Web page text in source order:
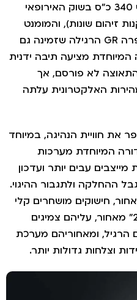
לגרסת הרגילה של מנוע זה יש 340 כ"ס בשוק האירופאי
שונות), והמומנט
גדל מ-50.9 קג"מ. בניגוד לסופרה GR הרגילה שזמינה גם
מציעה תיבה ידנית
לא פורסם, אך
האלקטרונית עלתה
הנהיגה, במיוחד
המיוחדת מערכות
עבים יותר ועדכון
ולתגבור ההיגוי.
חישוקים מושחרים קלי
19" מלפנים ו-20" מאחור, עליהם צמיגים
הרגיל, ומאחוריהם מערכת
גדולות יותר.